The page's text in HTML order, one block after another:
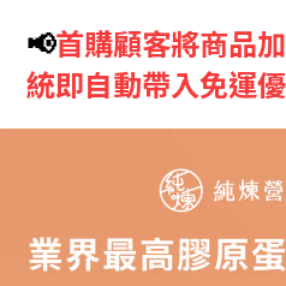
📢首購顧客將商品
統即自動帶入免運